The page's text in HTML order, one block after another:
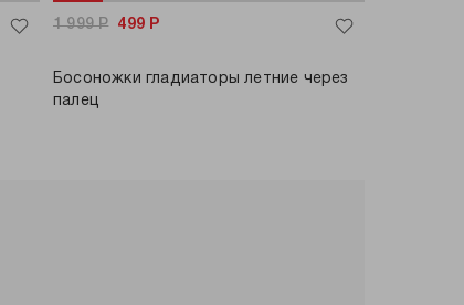
1 999Р 499 Р
Босоножки гладиаторы летние через
палец